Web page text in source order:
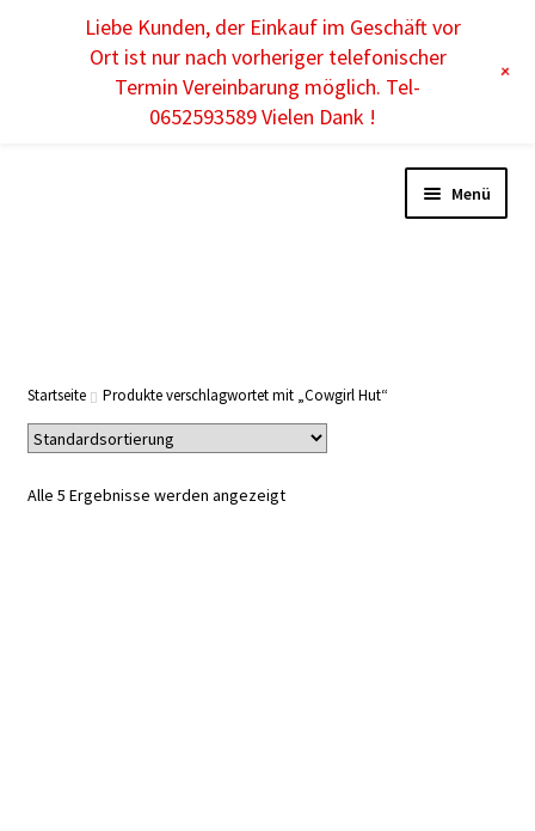
Menü
KINDER
ACCESSOIRES
Startseite Produkte verschlagwortet mit „Cowgirl Hut“
Alle 5 Ergebnisse werden angezeigt
Liebe Kunden, der Einkauf im Geschäft vor
Ort ist nur nach vorheriger telefonischer
Termin Vereinbarung möglich. Tel-
0652593589 Vielen Dank !
+
DE